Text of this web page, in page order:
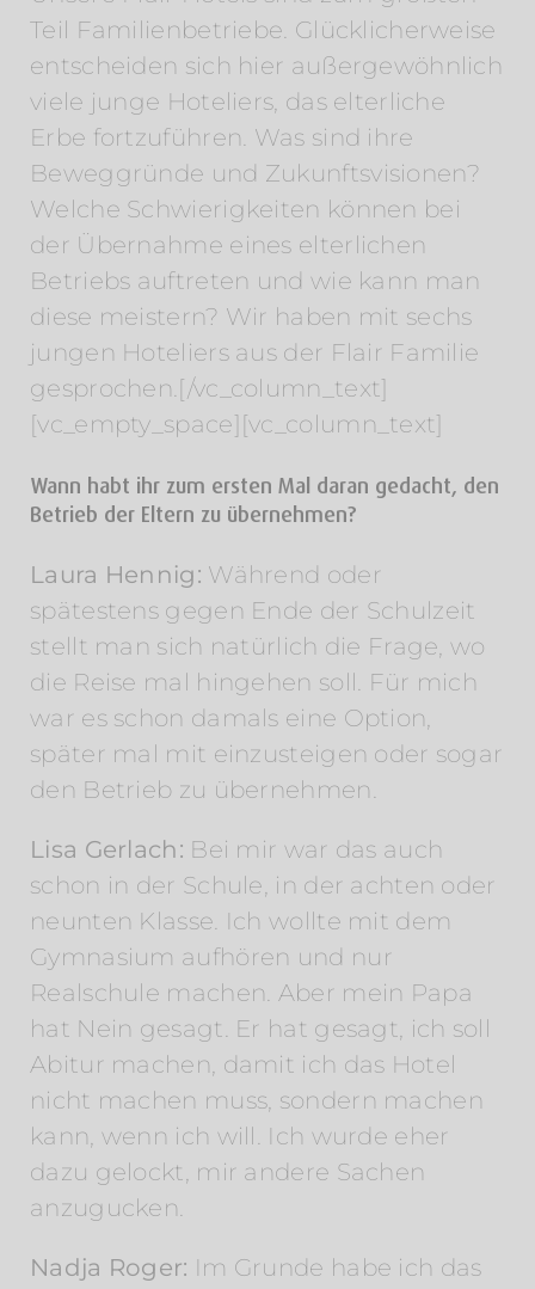
Teil Familienbetriebe. Glücklicherweise
entscheiden sich hier außergewöhnlich
viele junge Hoteliers, das elterliche
Erbe fortzuführen. Was sind ihre
Beweggründe und Zukunftsvisionen?
Welche Schwierigkeiten können bei
der Übernahme eines elterlichen
Betriebs auftreten und wie kann man
diese meistern? Wir haben mit sechs
jungen Hoteliers aus der Flair Familie
gesprochen.[/vc_column_text]
[vc_empty_space][vc_column_text]
Wann habt ihr zum ersten Mal daran gedacht, den
Betrieb der Eltern zu übernehmen?
Laura Hennig: Während oder
spätestens gegen Ende der Schulzeit
stellt man sich natürlich die Frage, wo
die Reise mal hingehen soll. Für mich
war es schon damals eine Option,
später mal mit einzusteigen oder sogar
den Betrieb zu übernehmen.
Lisa Gerlach: Bei mir war das auch
schon in der Schule, in der achten oder
neunten Klasse. Ich wollte mit dem
Gymnasium aufhören und nur
Realschule machen. Aber mein Papa
hat Nein gesagt. Er hat gesagt, ich soll
Abitur machen, damit ich das Hotel
nicht machen muss, sondern machen
kann, wenn ich will. Ich wurde eher
dazu gelockt, mir andere Sachen
anzugucken.
Nadja Roger: Im Grunde habe ich das